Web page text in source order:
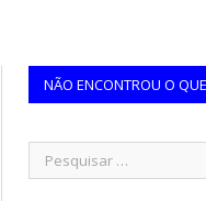
NÃO ENCONTROU O